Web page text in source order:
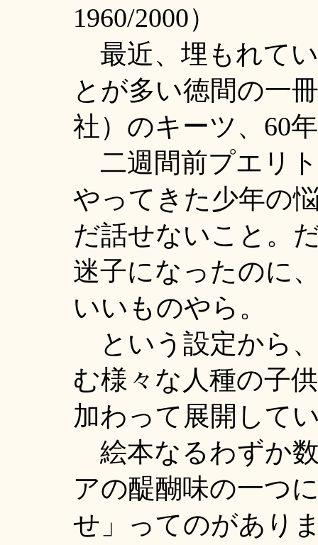
1960/2000）
最近、埋もれて
とが多い徳間の一
社）のキーツ、60
二週間前プエリ
やってきた少年の
だ話せないこと。
迷子になったのに
いいものやら。
という設定から
む様々な人種の子
加わって展開して
絵本なるわずか
アの醍醐味の一つ
せ」ってのがあり